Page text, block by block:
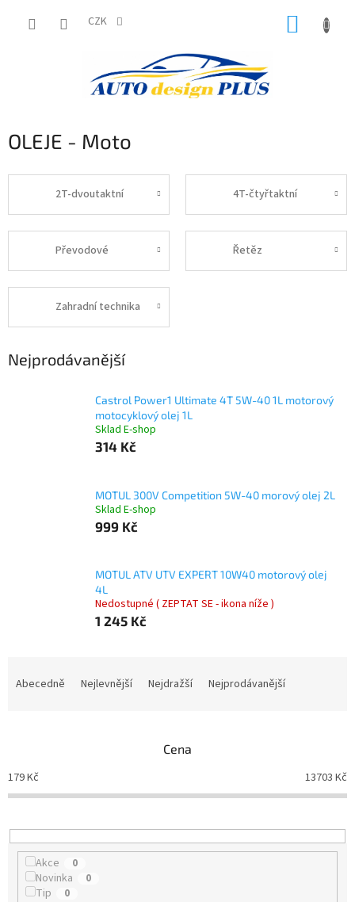
CZK
OLEJE - Moto
2T-dvoutaktní 4T-čtyřtaktní
Převodové Řetěz
Zahradní technika
Nejprodávanější
Castrol Power1 Ultimate 4T 5W-40 1L motorový
motocyklový olej 1L
Sklad E-shop
314 Kč
MOTUL 300V Competition 5W-40 morový olej 2L
Sklad E-shop
999 Kč
MOTUL ATV UTV EXPERT 10W40 motorový olej
4L
Nedostupné ( ZEPTAT SE - ikona níže )
1 245 Kč
p
r
o
u
Abecedně Nejlevnější Nejdražší Nejprodávanější
Cena
179Kč 13703 Kč
Akce 0
Novinka 0
Tip 0